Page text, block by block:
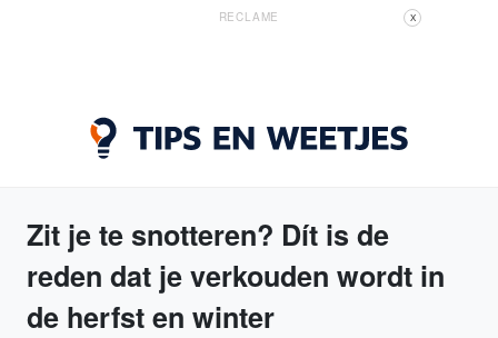
RECLAME X
Zit je te snotteren? Dít is de
reden dat je verkouden wordt in
de herfst en winter